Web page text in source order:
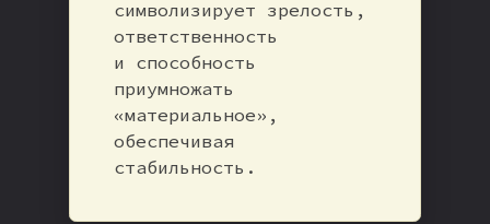
символизирует зрелость,
ответственность
и способность
приумножать
«материальное»,
обеспечивая
стабильность.